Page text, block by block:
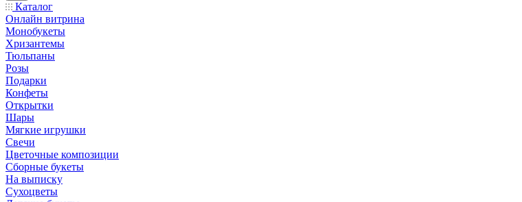
Каталог
Онлайн витрина
Монобукеты
Хризантемы
Тюльпаны
Розы
Подарки
Конфеты
Открытки
Шары
Мягкие игрушки
Свечи
Цветочные композиции
Сборные букеты
На выписку
Сухоцветы